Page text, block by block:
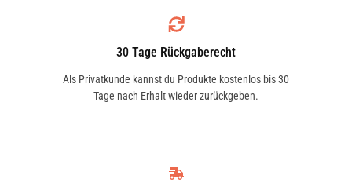
Galerie öffnen
30 Tage Rückgaberecht
Als Privatkunde kannst du Produkte kostenlos bis 30
Tage nach Erhalt wieder zurückgeben.